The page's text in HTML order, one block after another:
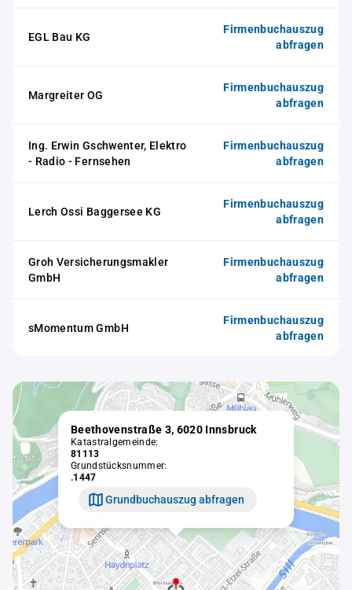
EGL Bau KG
Firmenbuchauszug
abfragen
Margreiter OG
Firmenbuchauszug
abfragen
Ing. Erwin Gschwenter, Elektro
- Radio - Fernsehen
Firmenbuchauszug
abfragen
Lerch Ossi Baggersee KG
Firmenbuchauszug
abfragen
Groh Versicherungsmakler
GmbH
Firmenbuchauszug
abfragen
sMomentum GmbH
Firmenbuchauszug
abfragen
Beethovenstraße 3, 6020 Innsbruck
Katastralgemeinde:
81113
Grundstücksnummer:
.1447
Grundbuchauszug abfragen